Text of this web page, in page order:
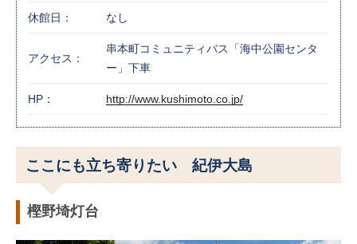
休館日： なし
アクセス：
串本町コミュニティバス「海中公園センタ
ー」下車
HP： http://www.kushimoto.co.jp/
ここにも立ち寄りたい 紀伊大島
樫野埼灯台